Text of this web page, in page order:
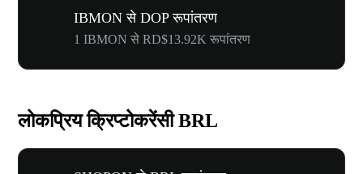
IBMON से DOP रूपांतरण
1 IBMON से RD$13.92K रूपांतरण
लोकप्रिय क्रिप्टोकरेंसी BRL